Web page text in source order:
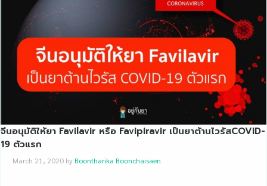
จีนอนุมัติให้ยา Favilavir หรือ Favipiravir เป็นยาต้านไวรัสCOVID-
19 ตัวแรก
March 21, 2020 by Boontharika Boonchaisaen